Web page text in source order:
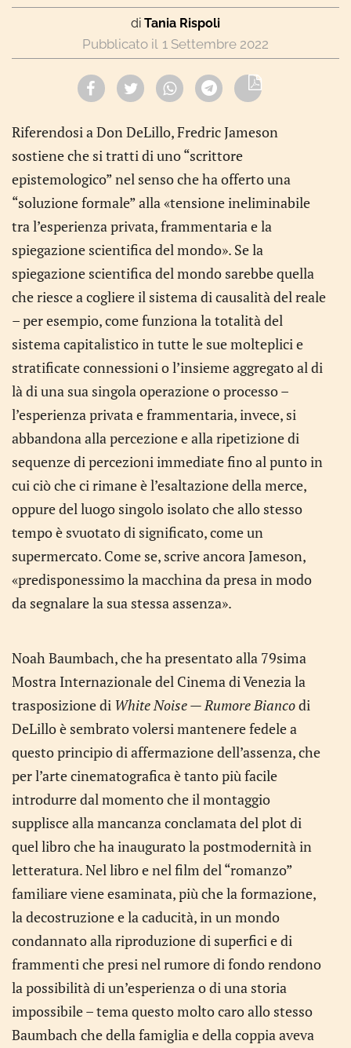
di Tania Rispoli
1 Settembre 2022
Riferendosi a Don DeLillo, Fredric Jameson
sostiene che si tratti di uno “scrittore
epistemologico” nel senso che ha offerto una
“soluzione formale” alla «tensione ineliminabile
tra l’esperienza privata, frammentaria e la
spiegazione scientifica del mondo». Se la
spiegazione scientifica del mondo sarebbe quella
che riesce a cogliere il sistema di causalità del reale
– per esempio, come funziona la totalità del
sistema capitalistico in tutte le sue molteplici e
stratificate connessioni o l’insieme aggregato al di
là di una sua singola operazione o processo –
l’esperienza privata e frammentaria, invece, si
abbandona alla percezione e alla ripetizione di
sequenze di percezioni immediate fino al punto in
cui ciò che ci rimane è l’esaltazione della merce,
oppure del luogo singolo isolato che allo stesso
tempo è svuotato di significato, come un
supermercato. Come se, scrive ancora Jameson,
«predisponessimo la macchina da presa in modo
da segnalare la sua stessa assenza».
Noah Baumbach, che ha presentato alla 79sima
Mostra Internazionale del Cinema di Venezia la
trasposizione di White Noise — Rumore Biancodi
DeLillo è sembrato volersi mantenere fedele a
questo principio di affermazione dell’assenza, che
per l’arte cinematografica è tanto più facile
introdurre dal momento che il montaggio
supplisce alla mancanza conclamata del plot di
quel libro che ha inaugurato la postmodernità in
letteratura. Nel libro e nel film del “romanzo”
familiare viene esaminata, più che la formazione,
la decostruzione e la caducità, in un mondo
condannato alla riproduzione di superfici e di
frammenti che presi nel rumore di fondo rendono
la possibilità di un’esperienza o di una storia
impossibile – tema questo molto caro allo stesso
Baumbach che della famiglia e della coppia aveva